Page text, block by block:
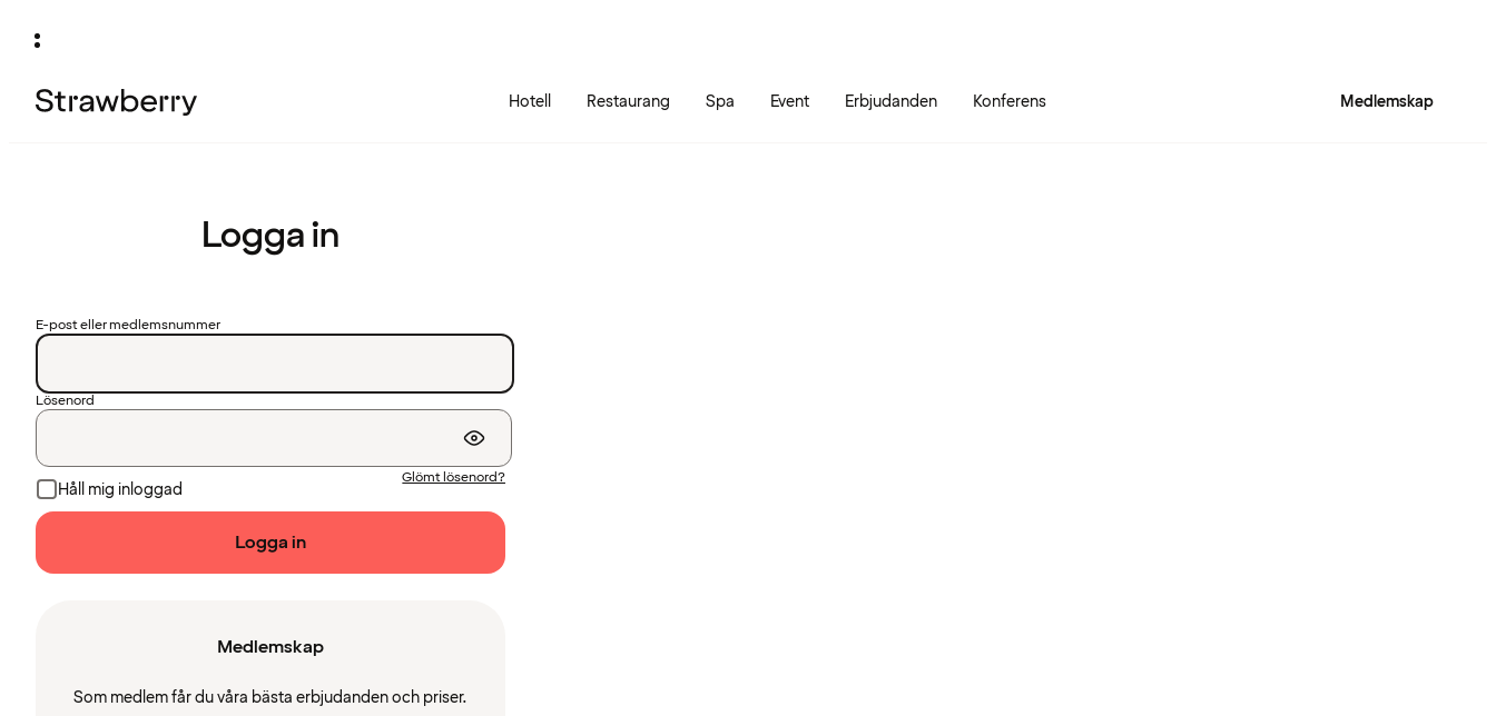
Hotell Restaurang Spa Event Erbjudanden Konferens Medlemskap
Logga in
E-post eller medlemsnummer
Lösenord
Håll mig inloggad
Glömt lösenord?
Logga in
Medlemskap
Som medlem får du våra bästa erbjudanden och priser.